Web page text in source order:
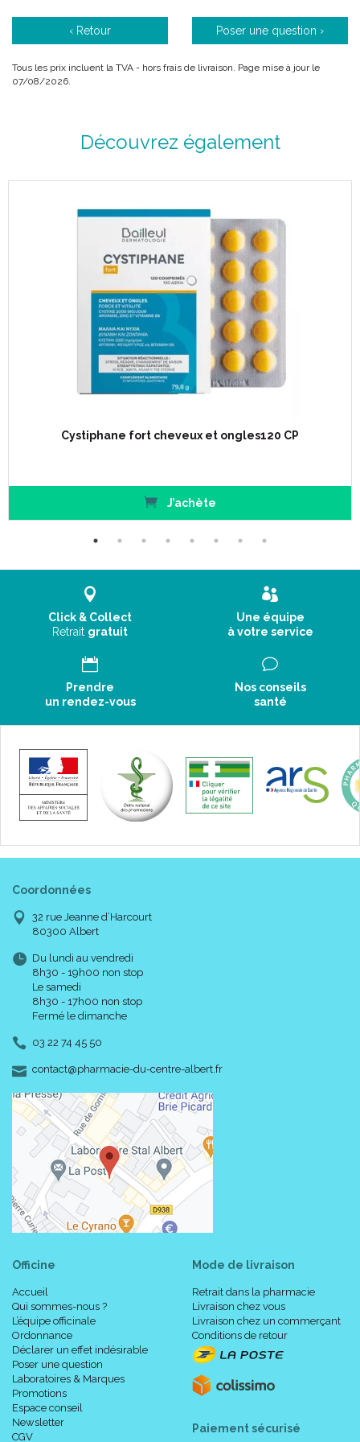
‹ Retour Poser une question ›
Tous les prix incluent la TVA - hors frais de livraison. Page mise à jour le
07/08/2026.
Découvrez également
Cystiphane fort cheveux et ongles120 CP
J’achète
Click & Collect
Retrait gratuit
Une équipe
à votre service
Prendre
un rendez-vous
Nos conseils
santé
Coordonnées
32 rue Jeanne d’Harcourt
80300 Albert
Du lundi au vendredi
8h30 - 19h00 non stop
Le samedi
8h30 - 17h00 non stop
Fermé le dimanche
03 22 74 45 50
contact-
@-
pharmacie-du-centre-albert.fr
Officine
Accueil
Qui sommes-nous ?
L’équipe officinale
Ordonnance
Déclarer un effet indésirable
Poser une question
Laboratoires & Marques
Promotions
Espace conseil
Newsletter
CGV
Mode de livraison
Retrait dans la pharmacie
Livraison chez vous
Livraison chez un commerçant
Conditions de retour
Paiement sécurisé